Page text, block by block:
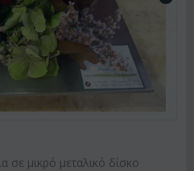
μικρό μεταλικό δίσκο